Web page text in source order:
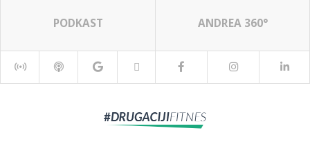
PODKAST ANDREA 360°